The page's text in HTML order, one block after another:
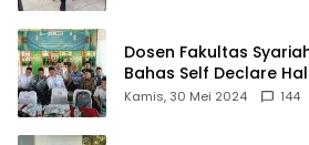
Dosen Fakultas
Bahas Self Declare
Ijtima Ulama MUI
Kamis, 30 Mei 2024 144